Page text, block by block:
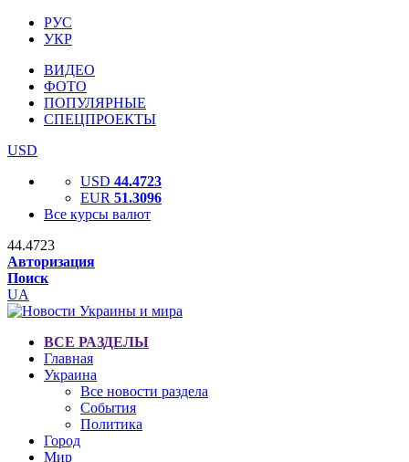
РУС
УКР
ВИДЕО
ФОТО
ПОПУЛЯРНЫЕ
СПЕЦПРОЕКТЫ
USD
USD 44.4723
EUR 51.3096
Все курсы валют
44.4723
Авторизация
Поиск
UA
ВСЕ РАЗДЕЛЫ
Главная
Украина
Все новости раздела
События
Политика
Город
Мир